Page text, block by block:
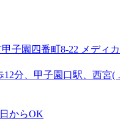
子園四番町8-22 メディ
12分、甲子園口駅、西宮(
からOK